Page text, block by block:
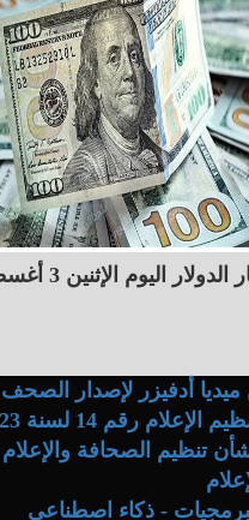
اليوم الإثنين 3 أغسطس
أدفيزر لإصدار الصحف
لقراراته وطبقا للقانون رقم 180 لسنة 2018 بشأن تنظيم
- ذكاء اصطناعي